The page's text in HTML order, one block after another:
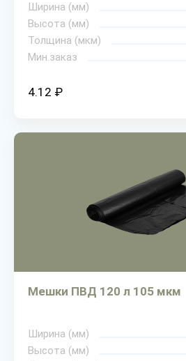
Ширина (мм)
Высота (мм)
Толщина (мкм)
Мин.заказ
4.12 ₽
Мешки ПВД 120 л 105 мкм
Ширина (мм)
Высота (мм)